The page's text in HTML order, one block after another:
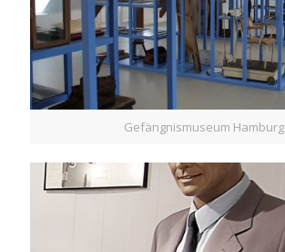
Gefängnismuseum Hamburg